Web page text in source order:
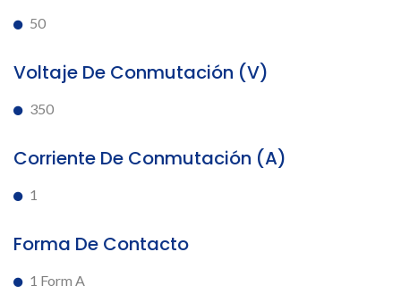
50
Voltaje De Conmutación (V)
350
Corriente De Conmutación (A)
1
Forma De Contacto
1 Form A